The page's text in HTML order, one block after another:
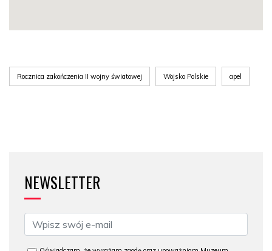
Rocznica zakończenia II wojny światowej Wojsko Polskie apel
NEWSLETTER